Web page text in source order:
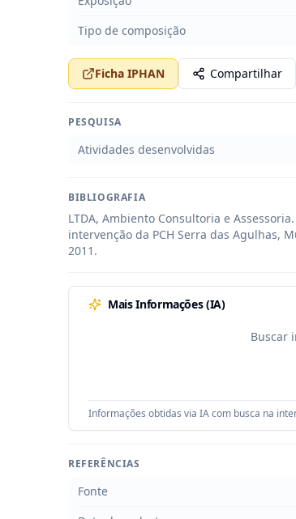
Tipo de composição
Ficha IPHAN Compartilhar
PESQUISA
Atividades desenvolvidas
BIBLIOGRAFIA
LTDA, Ambiento Consultoria e
intervenção da PCH Serra das Agulhas,
2011.
Mais Informações (IA)
Buscar
Informações obtidas via IA com busca na
REFERÊNCIAS
Fonte